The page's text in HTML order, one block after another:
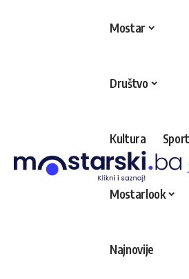
Mostar
Društvo
Kultura Sport
Mostarlook
Najnovije